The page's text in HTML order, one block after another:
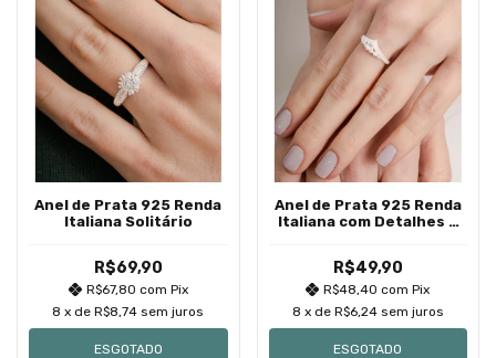
Anel de Prata 925 Renda
Italiana Solitário
R$69,90
R$67,80 com Pix
8 x deR$8,74 sem juros
ESGOTADO
Anel de Prata 925 Renda
Italiana com Detalhes e
R$49,90
R$48,40com Pix
8 x de R$6,24 sem juros
ESGOTADO